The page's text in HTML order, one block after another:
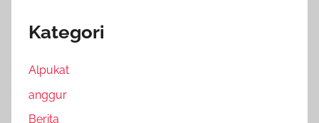
Kategori
Alpukat
anggur
Berita